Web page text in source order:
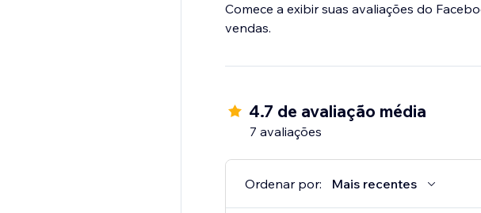
Comece a exibir suas avaliações do
vendas.
4.7 de avaliação média
7 avaliações
Ordenar por: Mais recentes